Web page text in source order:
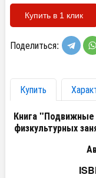
Купить в 1 клик
Поделиться:
Купить
Книга
физкультурных